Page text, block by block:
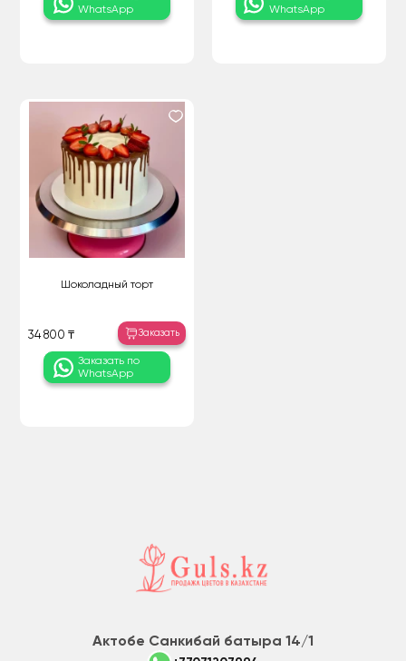
WhatsApp
WhatsApp
Шоколадный торт
34 800 ₸ Заказать
Заказать по
WhatsApp
Актобе Санкибай батыра 14/1